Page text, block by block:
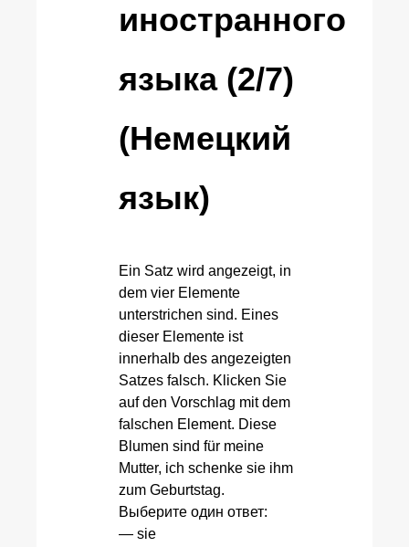
иностранного
языка (2/7)
(Немецкий
язык)
Ein Satz wird angezeigt, in
dem vier Elemente
unterstrichen sind. Eines
dieser Elemente ist
innerhalb des angezeigten
Satzes falsch. Klicken Sie
auf den Vorschlag mit dem
falschen Element. Diese
Blumen sind für meine
Mutter, ich schenke sie ihm
zum Geburtstag.
Выберите один ответ:
— sie